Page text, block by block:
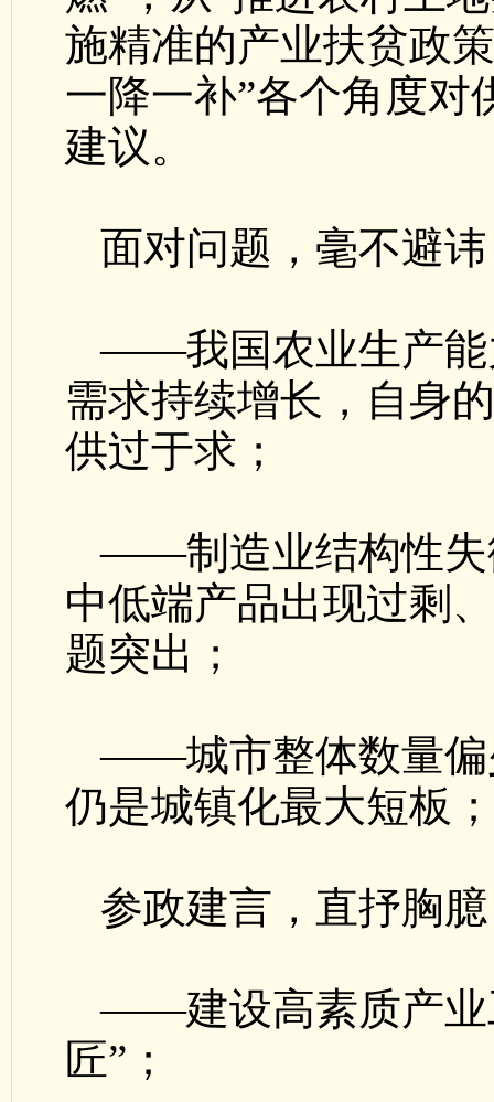
施精准的产业扶贫政
一降一补”各个角度对
建议。
面对问题，毫不避
——我国农业生产能
需求持续增长，自身
供过于求；
——制造业结构性失
中低端产品出现过剩
题突出；
——城市整体数量偏
仍是城镇化最大短板；
参政建言，直抒胸
——建设高素质产业
匠”；